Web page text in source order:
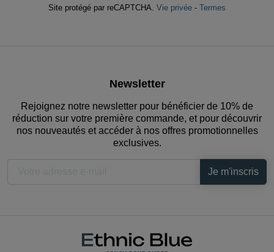
Site protégé par reCAPTCHA. Vie privée - Termes
Newsletter
Rejoignez notre newsletter pour bénéficier de 10% de
réduction sur votre première commande, et pour découvrir
nos nouveautés et accéder à nos offres promotionnelles
exclusives.